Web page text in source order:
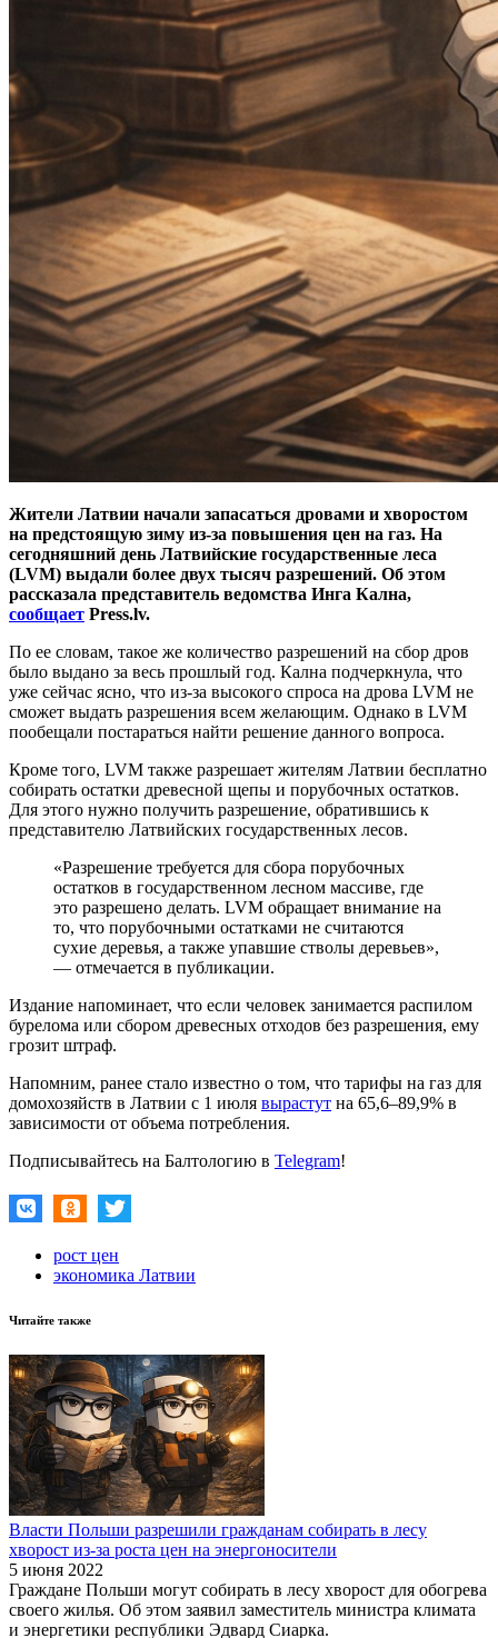
Жители Латвии начали запасаться дровами и хворостом
на предстоящую зиму из-за повышения цен на газ. На
сегодняшний день Латвийские государственные леса
(LVM) выдали более двух тысяч разрешений. Об этом
рассказала представитель ведомства Инга Кална,
сообщает Press.lv.
По ее словам, такое же количество разрешений на сбор дров
было выдано за весь прошлый год. Кална подчеркнула, что
уже сейчас ясно, что из-за высокого спроса на дрова LVM не
сможет выдать разрешения всем желающим. Однако в LVM
пообещали постараться найти решение данного вопроса.
Кроме того, LVM также разрешает жителям Латвии бесплатно
собирать остатки древесной щепы и порубочных остатков.
Для этого нужно получить разрешение, обратившись к
представителю Латвийских государственных лесов.
«Разрешение требуется для сбора порубочных
остатков в государственном лесном массиве, где
это разрешено делать. LVM обращает внимание на
то, что порубочными остатками не считаются
сухие деревья, а также упавшие стволы деревьев»,
— отмечается в публикации.
Издание напоминает, что если человек занимается распилом
бурелома или сбором древесных отходов без разрешения, ему
грозит штраф.
Напомним, ранее стало известно о том, что тарифы на газ для
домохозяйств в Латвии с 1 июля вырастут на 65,6–89,9% в
зависимости от объема потребления.
Подписывайтесь на Балтологию в Telegram!
рост цен
экономика Латвии
Читайте также
Власти Польши разрешили гражданам собирать в лесу
хворост из-за роста цен на энергоносители
5 июня 2022
Граждане Польши могут собирать в лесу хворост для обогрева
своего жилья. Об этом заявил заместитель министра климата
и энергетики республики Эдвард Сиарка.